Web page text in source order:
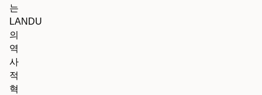
는
LANDU
의
역
사
적
혁